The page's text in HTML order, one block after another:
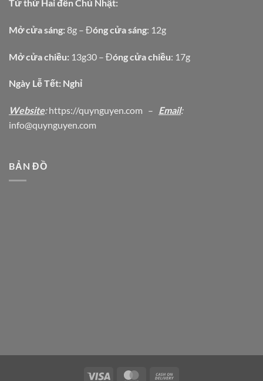
Từ thứ Hai đến Chủ Nhật:
Mở cửa sáng: 8g – Đóng cửa sáng: 12g
Mở cửa chiều: 13g30 – Đóng cửa chiều: 17g
Ngày Lễ Tết: Nghỉ
Website:https://quynguyen.com – Email:
info@quynguyen.com
BẢN ĐỒ
Visa MasterCard